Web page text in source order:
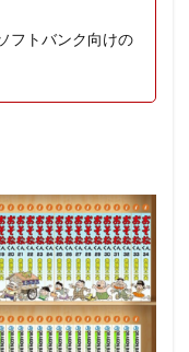
フトバンク向けの